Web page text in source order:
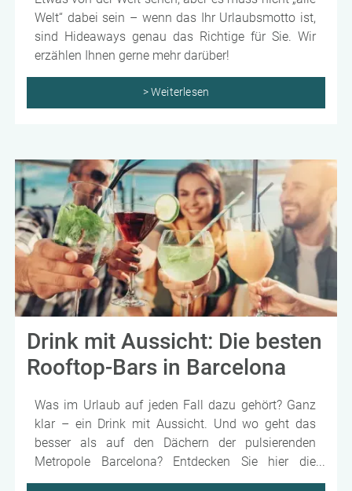
Welt“ dabei sein – wenn das Ihr Urlaubsmotto ist,
sind Hideaways genau das Richtige für Sie. Wir
erzählen Ihnen gerne mehr darüber!
> Weiterlesen
Drink mit Aussicht: Die besten
Rooftop-Bars in Barcelona
Was im Urlaub auf jeden Fall dazu gehört? Ganz
klar – ein Drink mit Aussicht. Und wo geht das
besser als auf den Dächern der pulsierenden
Metropole Barcelona? Entdecken Sie hier die
besten Spots!